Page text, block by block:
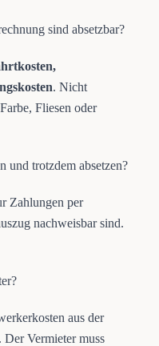
sind absetzbar?
. Nicht
Fliesen oder
und trotzdem absetzen?
Zahlungen per
nachweisbar sind.
aus der
Der Vermieter muss